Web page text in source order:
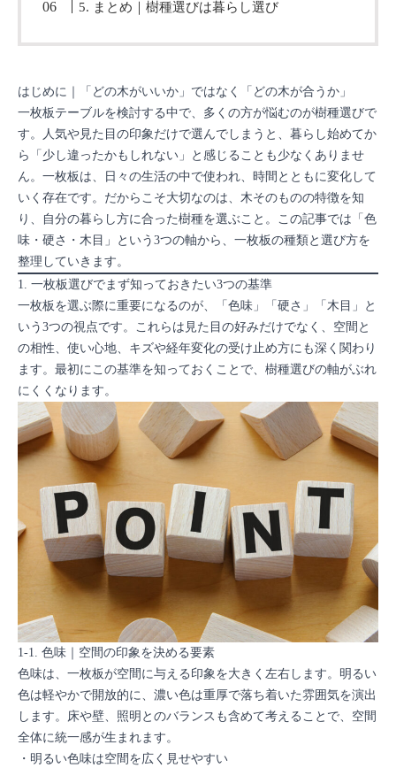
5. まとめ｜樹種選びは暮らし選び
はじめに｜「どの木がいいか」ではなく「どの木が合うか」
一枚板テーブルを検討する中で、多くの方が悩むのが樹種選びで
す。人気や見た目の印象だけで選んでしまうと、暮らし始めてか
ら「少し違ったかもしれない」と感じることも少なくありませ
ん。一枚板は、日々の生活の中で使われ、時間とともに変化して
いく存在です。だからこそ大切なのは、木そのものの特徴を知
り、自分の暮らし方に合った樹種を選ぶこと。この記事では「色
味・硬さ・木目」という3つの軸から、一枚板の種類と選び方を
整理していきます。
1. 一枚板選びでまず知っておきたい3つの基準
一枚板を選ぶ際に重要になるのが、「色味」「硬さ」「木目」と
いう3つの視点です。これらは見た目の好みだけでなく、空間と
の相性、使い心地、キズや経年変化の受け止め方にも深く関わり
ます。最初にこの基準を知っておくことで、樹種選びの軸がぶれ
にくくなります。
1-1. 色味｜空間の印象を決める要素
色味は、一枚板が空間に与える印象を大きく左右します。明るい
色は軽やかで開放的に、濃い色は重厚で落ち着いた雰囲気を演出
します。床や壁、照明とのバランスも含めて考えることで、空間
全体に統一感が生まれます。
・明るい色味は空間を広く見せやすい